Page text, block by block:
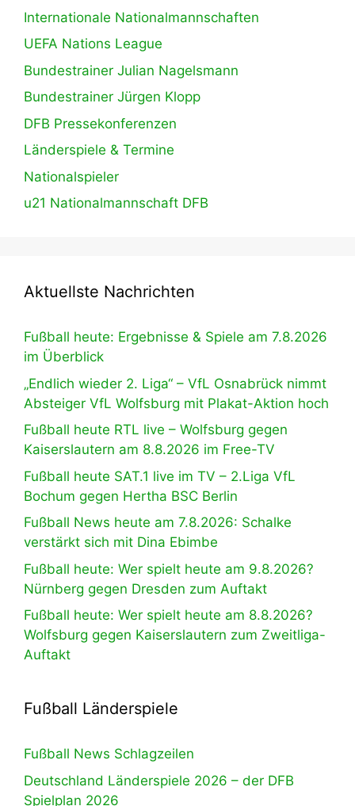
Internationale Nationalmannschaften
UEFA Nations League
Bundestrainer Julian Nagelsmann
Bundestrainer Jürgen Klopp
DFB Pressekonferenzen
Länderspiele & Termine
Nationalspieler
u21 Nationalmannschaft DFB
Aktuellste Nachrichten
Fußball heute: Ergebnisse & Spiele am 7.8.2026
im Überblick
„Endlich wieder 2. Liga“ – VfL Osnabrück nimmt
Absteiger VfL Wolfsburg mit Plakat-Aktion hoch
Fußball heute RTL live – Wolfsburg gegen
Kaiserslautern am 8.8.2026 im Free-TV
Fußball heute SAT.1 live im TV – 2.Liga VfL
Bochum gegen Hertha BSC Berlin
Fußball News heute am 7.8.2026: Schalke
verstärkt sich mit Dina Ebimbe
Fußball heute: Wer spielt heute am 9.8.2026?
Nürnberg gegen Dresden zum Auftakt
Fußball heute: Wer spielt heute am 8.8.2026?
Wolfsburg gegen Kaiserslautern zum Zweitliga-
Auftakt
Fußball Länderspiele
Fußball News Schlagzeilen
Deutschland Länderspiele 2026 – der DFB
Spielplan 2026